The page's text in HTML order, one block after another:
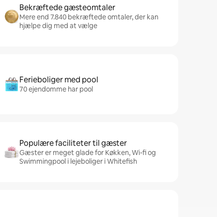
Bekræftede gæsteomtaler
Mere end 7.840 bekræftede omtaler, der kan
hjælpe dig med at vælge
Ferieboliger med pool
70 ejendomme har pool
Populære faciliteter til gæster
Gæster er meget glade for Køkken, Wi-fi og
Swimmingpool i lejeboliger i Whitefish